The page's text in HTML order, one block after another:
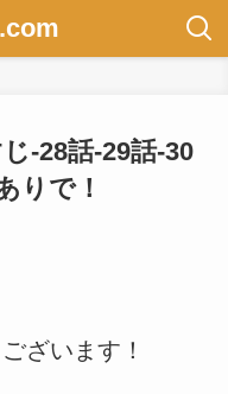
-28話-29話-30
りで！
ざいます！